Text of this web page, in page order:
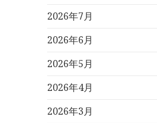
2026年7月
2026年6月
2026年5月
2026年4月
2026年3月